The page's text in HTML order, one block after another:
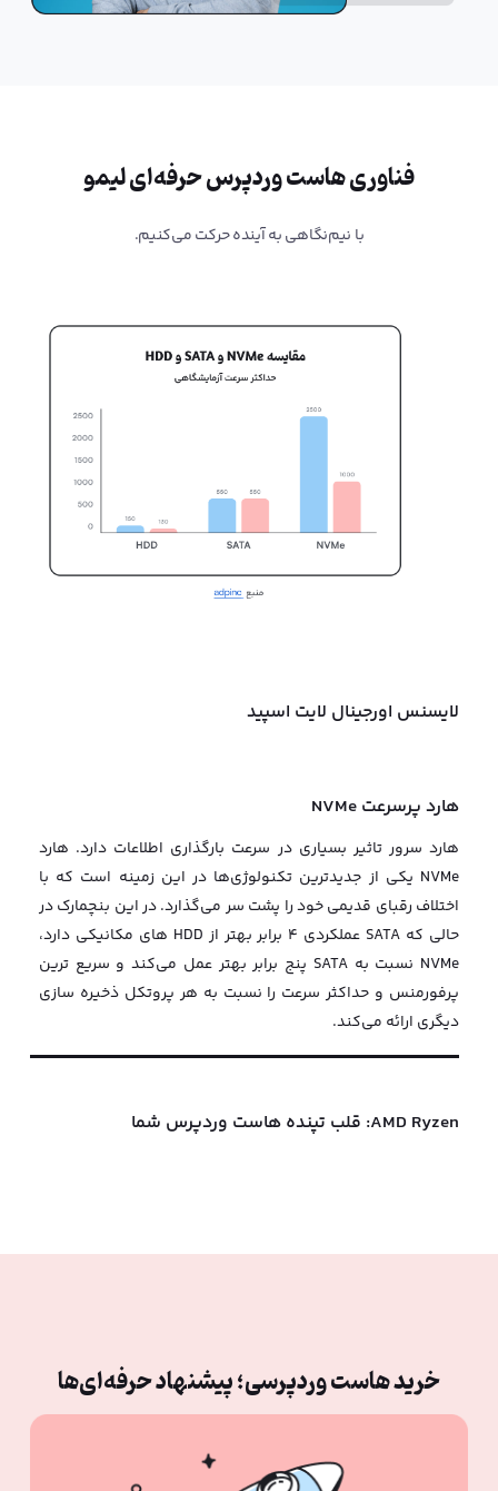
فناوری هاست وردپرس حرفه‌ای لیمو
با نیم‌نگاهی به آینده حرکت می‌کنیم.
لایسنس اورجینال لایت اسپید
هارد پرسرعت NVMe
هارد سرور تاثیر بسیاری در سرعت بارگذاری اطلاعات دارد. هارد
NVMe یکی از جدیدترین تکنولوژی‌ها در این زمینه است که با
اختلاف رقبای قدیمی خود را پشت سر می‌گذارد. در این بنچمارک در
حالی که SATA عملکردی 4 برابر بهتر از HDD های مکانیکی دارد،
NVMe نسبت به SATA پنج برابر بهتر عمل می‌کند و سریع ترین
پرفورمنس و حداکثر سرعت را نسبت به هر پروتکل ذخیره سازی
دیگری ارائه می‌کند.
AMD Ryzen: قلب تپنده هاست وردپرس شما
خرید هاست وردپرسی؛ پیشنهاد حرفه‌ای‌ها